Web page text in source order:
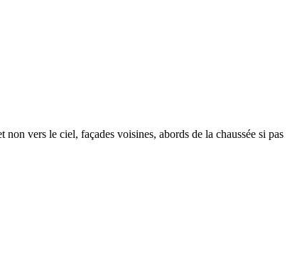
vers le ciel, façades voisines, abords de la chaussée si pas